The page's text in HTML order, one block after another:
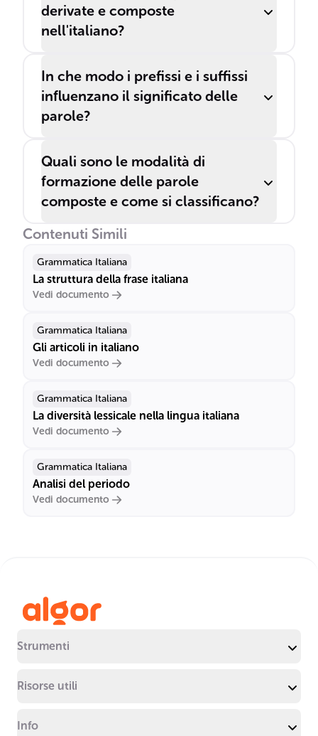
derivate e composte
nell'italiano?
In che modo i prefissi e i suffissi
influenzano il significato delle
parole?
Quali sono le modalità di
formazione delle parole
composte e come si classificano?
Contenuti Simili
Grammatica Italiana
La struttura della frase italiana
Vedi documento
Grammatica Italiana
Gli articoli in italiano
Vedi documento
Grammatica Italiana
La diversità lessicale nella lingua italiana
Vedi documento
Grammatica Italiana
Analisi del periodo
Vedi documento
Strumenti
Risorse utili
Info